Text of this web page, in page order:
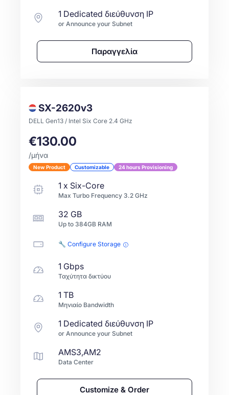
1 Dedicated διεύθυνση IP
or Announce your Subnet
Παραγγελία
SX-2620v3
DELL Gen13 / Intel Six Core 2.4 GHz
€130.00
/μήνα
New Product Customizable 24 hours Provisioning
1 x Six-Core
Max Turbo Frequency 3.2 GHz
32 GB
Up to 384GB RAM
🔧 Configure Storage
1 Gbps
Ταχύτητα δικτύου
1 TB
Μηνιαίο Bandwidth
1 Dedicated διεύθυνση IP
or Announce your Subnet
AMS3,AM2
Data Center
Customize & Order